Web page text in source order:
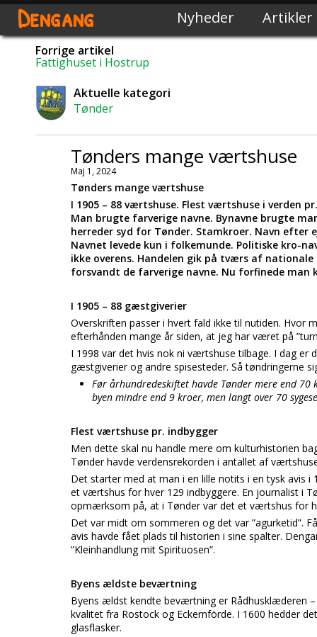
Dengang Nyheder Artikler
Forrige artikel
Fattighuset i Hostrup
Aktuelle kategori
Tønder
Tønders mange værtshuse
Maj 1, 2024
Tønders mange værtshuse
I 1905 – 88 værtshuse. Flest værtshuse i verden
Man brugte farverige navne. Bynavne brugte
herreder syd for Tønder. Stamkroer. Navn efter
Navnet levede kun i folkemunde. Politiske kro-
ikke overens. Handelen gik på tværs af
forsvandt de farverige navne. Nu forfinede man
I 1905 – 88 gæstgiverier
Overskriften passer i hvert fald ikke til nutiden. Hvor
efterhånden mange år siden, at jeg har været på
I 1998 var det hvis nok ni værtshuse tilbage. I dag er
gæstgiverier og andre spisesteder. Så tøndringerne
Før århundredeskiftet havde Tønder mere end
byen mindre end 9 kroer, men langt over 70
Flest værtshuse pr. indbygger
Men dette skal nu handle mere om kulturhistorien
Tønder havde verdensrekorden i antallet af
Det starter med at man i en lille notits i en tysk avis
et værtshus for hver 129 indbyggere. En journalist i
opmærksom på, at i Tønder var det et værtshus for
Det var midt om sommeren og det var ”agurketid”.
avis havde fået plads til historien i sine spalter.
”Kleinhandlung mit Spirituosen”.
Byens ældste beværtning
Byens ældst kendte beværtning er Rådhusklæderen
kvalitet fra Rostock og Eckernförde. I 1600 hedder
glasflasker.